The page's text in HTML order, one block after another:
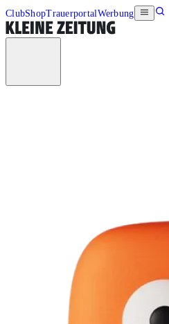
ClubShopTrauerportalWerbung